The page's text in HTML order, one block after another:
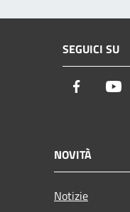
SEGUICI SU
Facebook
NOVITÀ
Notizie